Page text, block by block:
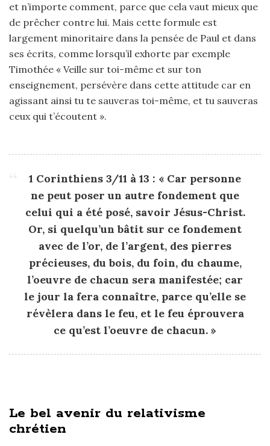
et n’importe comment, parce que cela vaut mieux que
de prêcher contre lui. Mais cette formule est
largement minoritaire dans la pensée de Paul et dans
ses écrits, comme lorsqu’il exhorte par exemple
Timothée « Veille sur toi-même et sur ton
enseignement, persévère dans cette attitude car en
agissant ainsi tu te sauveras toi-même, et tu sauveras
ceux qui t’écoutent ».
1 Corinthiens 3/11 à 13 : « Car personne
ne peut poser un autre fondement que
celui qui a été posé, savoir Jésus-Christ.
Or, si quelqu’un bâtit sur ce fondement
avec de l’or, de l’argent, des pierres
précieuses, du bois, du foin, du chaume,
l’oeuvre de chacun sera manifestée; car
le jour la fera connaître, parce qu’elle se
révèlera dans le feu, et le feu éprouvera
ce qu’est l’oeuvre de chacun. »
Le bel avenir du relativisme
chrétien